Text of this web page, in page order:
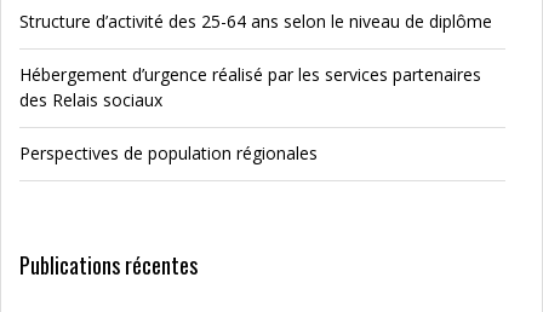
Structure d’activité des 25-64 ans selon le niveau de diplôme
Hébergement d’urgence réalisé par les services partenaires
des Relais sociaux
Perspectives de population régionales
Publications récentes